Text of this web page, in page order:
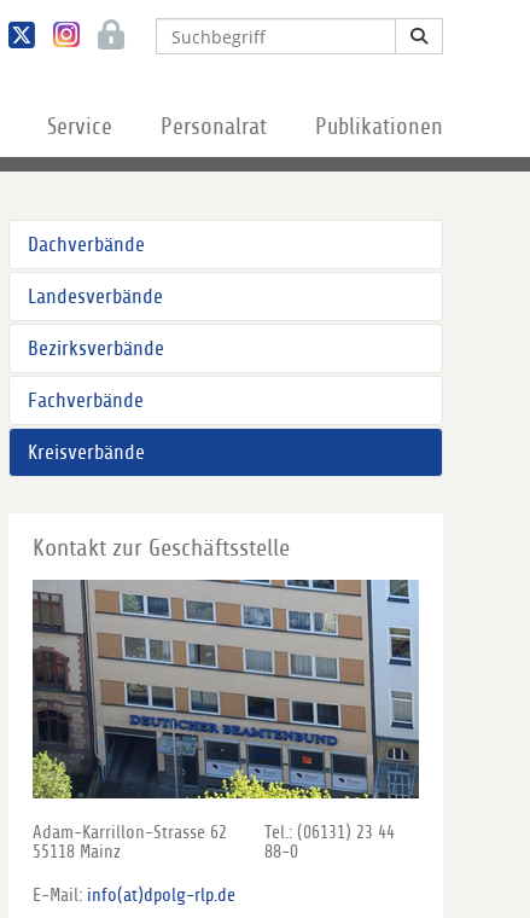
Service Personalrat Publikationen
Dachverbände
Landesverbände
Bezirksverbände
Fachverbände
Kreisverbände
Kontakt zur Geschäftsstelle
Adam-Karrillon-Strasse 62
55118 Mainz
Tel.: (06131) 23 44
88-0
E-Mail: info(at)dpolg-rlp.de